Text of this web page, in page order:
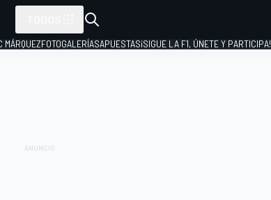
MÁRQUEZFOTOGALERÍASAPUESTAS¡SIGUE LA F1, ÚNETE Y PARTICIPA!